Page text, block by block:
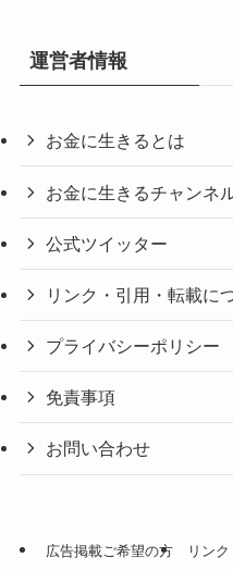
運営者情報
お金に生きるとは
お金に生きるチャンネ
公式ツイッター
リンク・引用・転載に
プライバシーポリシー
免責事項
お問い合わせ
広告掲載ご希望の方 リン